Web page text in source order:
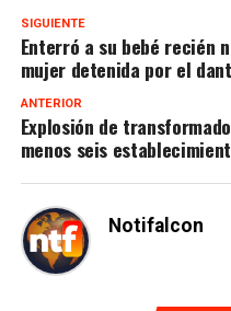
SIGUIENTE
Enterró a su bebé recién
mujer detenida por el
ANTERIOR
Explosión de
menos seis
Notifalcon